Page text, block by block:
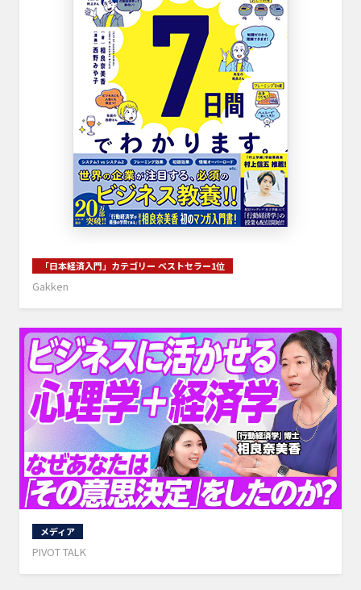
「日本経済入門」カテゴリー ベストセラー1位
Gakken
メディア
PIVOT TALK